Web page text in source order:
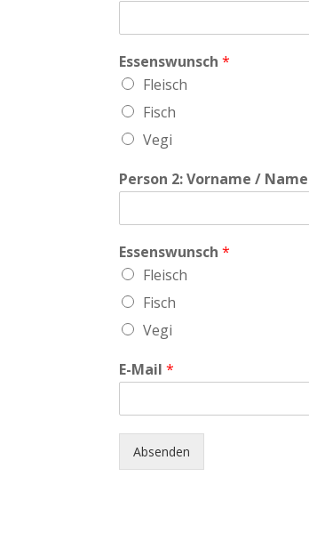
Essenswunsch*
Fleisch
Fisch
Vegi
Person 2: Vorname / Name
Essenswunsch*
Fleisch
Fisch
Vegi
E-Mail*
Absenden